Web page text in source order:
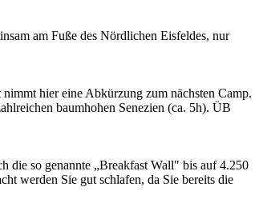
am Fuße des Nördlichen Eisfeldes, nur
hier eine Abkürzung zum nächsten Camp.
baumhohen Senezien (ca. 5h). ÜB
die so genannte „Breakfast Wall" bis auf 4.250
werden Sie gut schlafen, da Sie bereits die